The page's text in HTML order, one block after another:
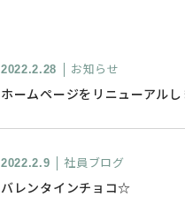
2022.2.28 お知らせ
ホームページをリニューアルし
2022.2.9 社員ブログ
バレンタインチョコ☆